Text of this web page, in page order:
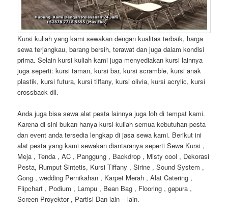
Kursi kuliah yang kami sewakan dengan kualitas terbaik, harga
sewa terjangkau, barang bersih, terawat dan juga dalam kondisi
prima. Selain kursi kuliah kami juga menyediakan kursi lainnya
juga seperti: kursi taman, kursi bar, kursi scramble, kursi anak
plastik, kursi futura, kursi tiffany, kursi olivia, kursi acrylic, kursi
crossback dll.
Anda juga bisa sewa alat pesta lainnya juga loh di tempat kami.
Karena di sini bukan hanya kursi kuliah semua kebutuhan pesta
dan event anda tersedia lengkap di jasa sewa kami. Berikut ini
alat pesta yang kami sewakan diantaranya seperti Sewa Kursi ,
Meja , Tenda , AC , Panggung , Backdrop , Misty cool , Dekorasi
Pesta, Rumput Sintetis, Kursi Tiffany , Sirine , Sound System ,
Gong , wedding Pernikahan , Karpet Merah , Alat Catering ,
Flipchart , Podium , Lampu , Bean Bag , Flooring , gapura ,
Screen Proyektor , Partisi Dan lain – lain.